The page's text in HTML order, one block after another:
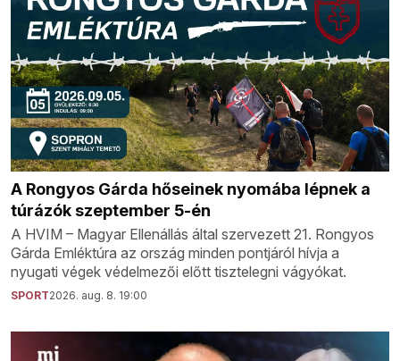
A Rongyos Gárda hőseinek nyomába lépnek a
túrázók szeptember 5-én
A HVIM – Magyar Ellenállás által szervezett 21. Rongyos
Gárda Emléktúra az ország minden pontjáról hívja a
nyugati végek védelmezői előtt tisztelegni vágyókat.
SPORT2026. aug. 8. 19:00